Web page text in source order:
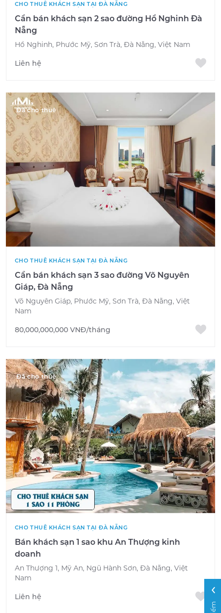
CHO THUÊ KHÁCH SẠN TẠI ĐÀ NẴNG
Cần bán khách sạn 2 sao đường Hồ Nghinh Đà
Nẵng
Hồ Nghinh, Phước Mỹ, Sơn Trà, Đà Nẵng, Việt Nam
Liên hệ
Đã cho thuê
CHO THUÊ KHÁCH SẠN TẠI ĐÀ NẴNG
Cần bán khách sạn 3 sao đường Võ Nguyên
Giáp, Đà Nẵng
Võ Nguyên Giáp, Phước Mỹ, Sơn Trà, Đà Nẵng, Việt
Nam
80,000,000,000 VNĐ/tháng
Đã cho thuê
CHO THUÊ KHÁCH SẠN TẠI ĐÀ NẴNG
Bán khách sạn 1 sao khu An Thượng kinh
doanh
An Thượng 1, Mỹ An, Ngũ Hành Sơn, Đà Nẵng, Việt
Nam
Liên hệ